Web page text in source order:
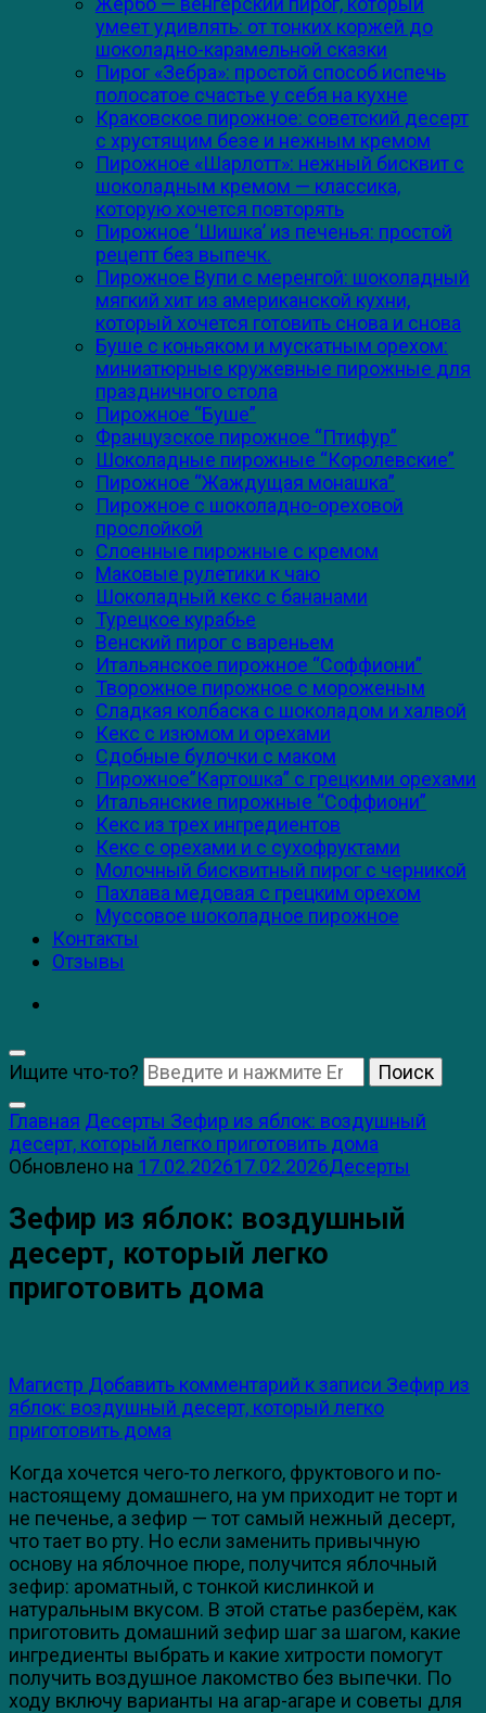
умеет удивлять: от тонких коржей до
шоколадно-карамельной сказки
Пирог «Зебра»: простой способ испечь
полосатое счастье у себя на кухне
Краковское пирожное: советский десерт
с хрустящим безе и нежным кремом
Пирожное «Шарлотт»: нежный бисквит с
шоколадным кремом — классика,
которую хочется повторять
Пирожное ‘Шишка’ из печенья: простой
рецепт без выпечк.
Пирожное Вупи с меренгой: шоколадный
мягкий хит из американской кухни,
который хочется готовить снова и снова
Буше с коньяком и мускатным орехом:
миниатюрные кружевные пирожные для
праздничного стола
Пирожное “Буше”
Французское пирожное “Птифур”
Шоколадные пирожные “Королевские”
Пирожное “Жаждущая монашка”
Пирожное с шоколадно-ореховой
прослойкой
Слоенные пирожные с кремом
Маковые рулетики к чаю
Шоколадный кекс с бананами
Турецкое курабье
Венский пирог с вареньем
Итальянское пирожное “Соффиони”
Творожное пирожное с мороженым
Сладкая колбаска с шоколадом и халвой
Кекс с изюмом и орехами
Сдобные булочки с маком
Пирожное”Картошка” с грецкими орехами
Итальянские пирожные “Соффиони”
Кекс из трех ингредиентов
Кекс с орехами и с сухофруктами
Молочный бисквитный пирог с черникой
Пахлава медовая с грецким орехом
Муссовое шоколадное пирожное
Контакты
Отзывы
Ищите что-то?
Главная Десерты Зефир из яблок: воздушный
десерт, который легко приготовить дома
Обновлено на 17.02.202617.02.2026Десерты
Зефир из яблок: воздушный
десерт, который легко
приготовить дома
Магистр Добавить комментарий к записи Зефир из
яблок: воздушный десерт, который легко
приготовить дома
Когда хочется чего-то легкого, фруктового и по-
настоящему домашнего, на ум приходит не торт и
не печенье, а зефир — тот самый нежный десерт,
что тает во рту. Но если заменить привычную
основу на яблочное пюре, получится яблочный
зефир: ароматный, с тонкой кислинкой и
натуральным вкусом. В этой статье разберём, как
приготовить домашний зефир шаг за шагом, какие
ингредиенты выбрать и какие хитрости помогут
получить воздушное лакомство без выпечки. По
ходу включу варианты на агар-агаре и советы для